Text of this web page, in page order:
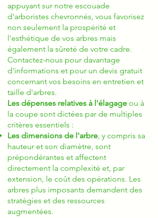
appuyant sur notre escouade
d'arboristes chevronnés, vous favorisez
non seulement la prospérité et
l'esthétique de vos arbres mais
également la sûreté de votre cadre.
Contactez-nous pour davantage
d'informations et pour un devis gratuit
concernant vos besoins en entretien et
taille d'arbres.
Les dépenses relatives à l'élagage ou à
la coupe sont dictées par de multiples
critères essentiels :
Les dimensions de l'arbre, y compris sa
hauteur et son diamètre, sont
prépondérantes et affectent
directement la complexité et, par
extension, le coût des opérations. Les
arbres plus imposants demandent des
stratégies et des ressources
augmentées.